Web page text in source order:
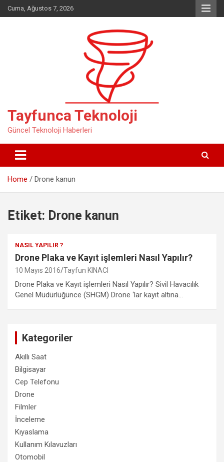
Skip
to
Cuma, Ağustos 7, 2026
Tayfunca Teknoloji
Güncel Teknoloji Haberleri
Home Drone kanun
Etiket: Drone kanun
NASIL YAPILIR ?
Drone Plaka ve Kayıt işlemleri Nasıl Yapılır?
10 Mayıs 2016 Tayfun KINACI
Drone Plaka ve Kayıt işlemleri Nasıl Yapılır? Sivil Havacılık
Genel Müdürlüğünce (SHGM) Drone ‘lar kayıt altına…
Kategoriler
Akıllı Saat
Bilgisayar
Cep Telefonu
Drone
Filmler
İnceleme
Kıyaslama
Kullanım Kılavuzları
Otomobil